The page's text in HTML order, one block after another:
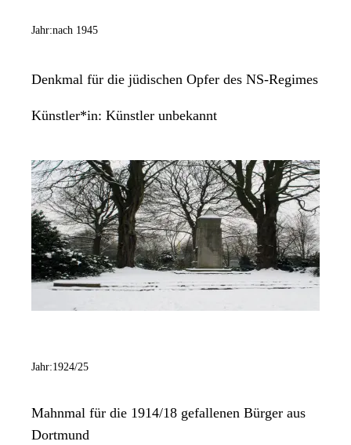
Jahr:nach 1945
Denkmal für die jüdischen Opfer des NS-Regimes
Künstler*in: Künstler unbekannt
Jahr:1924/25
Mahnmal für die 1914/18 gefallenen Bürger aus
Dortmund